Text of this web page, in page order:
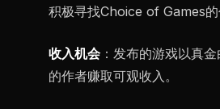
积极寻找Choice of Games的
收入机会：发布的游戏以真
的作者赚取可观收入。